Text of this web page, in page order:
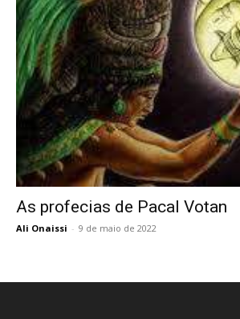
As profecias de Pacal Votan
Ali Onaissi - 9 de maio de 2022